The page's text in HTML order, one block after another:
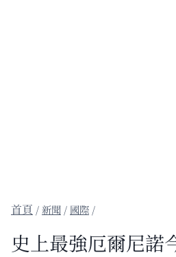
/新聞 / 國際 /
史上最強厄爾尼諾